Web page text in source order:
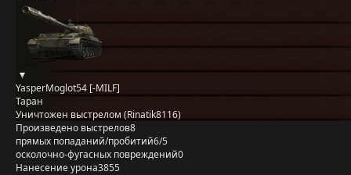
YasperMoglot54 [-MILF]
Таран
Уничтожен выстрелом (Rinatik8116)
Произведено выстрелов8
прямых попаданий/пробитий6/5
осколочно-фугасных повреждений0
Нанесение урона3855